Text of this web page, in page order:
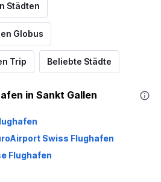
Städten
Globus
Trip Beliebte Städte
in Sankt Gallen
Swiss Flughafen
Flughafen